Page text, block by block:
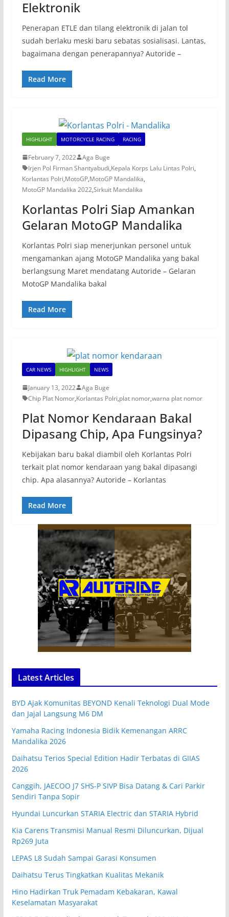
Elektronik
Penerapan ETLE dan tilang elektronik di jalan tol
sudah berlaku meski baru sebatas sosialisasi. Lantas,
bagaimana dengan penerapannya? Autoride –
Read More
HIGHLIGHT MOTORCYCLE RACING RACING
February 7, 2022
Aga Buge
Irjen Pol Firman Shantyabudi,Kepala Korps Lalu Lintas Polri,
Korlantas Polri,MotoGP,MotoGP Mandalika,
MotoGP Mandalika 2022,Sirkuit Mandalika
Korlantas Polri Siap Amankan
Gelaran MotoGP Mandalika
Korlantas Polri siap menerjunkan personel untuk
mengamankan ajang MotoGP Mandalika yang bakal
berlangsung Maret mendatang Autoride – Gelaran
MotoGP Mandalika bakal
Read More
CAR NEWS HIGHLIGHT NEWS
January 13, 2022
Aga Buge
Chip Plat Nomor,Korlantas Polri,plat nomor,warna plat nomor
Plat Nomor Kendaraan Bakal
Dipasang Chip, Apa Fungsinya?
Kebijakan baru bakal diambil oleh Korlantas Polri
terkait plat nomor kendaraan yang bakal dipasangi
chip. Apa alasannya? Autoride – Korlantas
Read More
Latest Articles
BYD Ajak Komunitas BEYOND Kenali Teknologi Dual Mode
dan Jajal Langsung M6 DM
Yamaha Racing Indonesia Bidik Kemenangan ARRC
Mandalika 2026
Daihatsu Terios Special Edition Hadir Terbatas di GIIAS
2026
Canggih, JAECOO J7 SHS-P SIVP Bisa Datang & Cari Parkir
Sendiri Tanpa Sopir
Hyundai Luncurkan STARIA Electric dan STARIA Hybrid
Kia Carens Transmisi Manual Resmi Diluncurkan, Dijual
Rp269 Juta
LEPAS L8 Sudah Sampai Garasi Konsumen
Daihatsu Terus Tingkatkan Kualitas Mekanik
Hino Hadirkan Truk Pemadam Kebakaran, Kawal
Keselamatan Masyarakat